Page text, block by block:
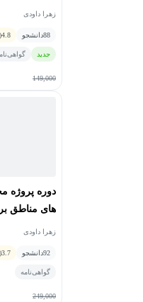
زهرا داودی
88دانشجو 4.8
(5)
جدید
149,000
دوره پروژه
های مناطق
وردپرس
زهرا داودی
92دانشجو 3.7
(3)
گواهی‌نامه
249,000